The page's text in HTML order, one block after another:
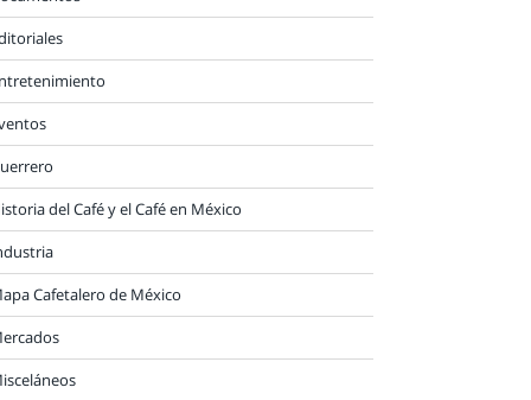
del Café y el Café en México
Cafetalero de México